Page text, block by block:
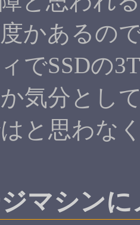
かあるの
でSSDの
気分とし
と思わな
マシン